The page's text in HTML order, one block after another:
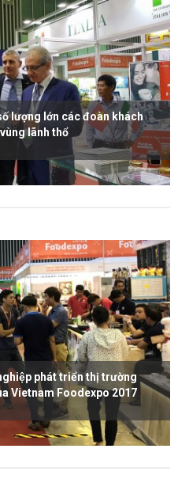
lượng lớn các đoàn khách
lãnh thổ
phát triển thị trường
Vietnam Foodexpo 2017